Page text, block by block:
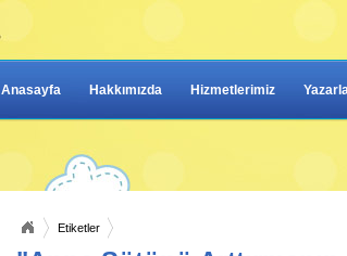
Anasayfa Hakkımızda Hizmetlerimiz
Etiketler